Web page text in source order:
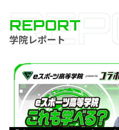
REPORT
学院レポート